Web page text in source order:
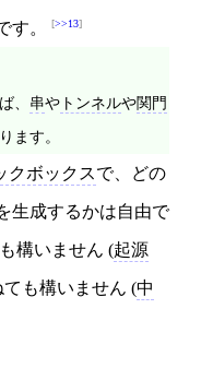
す。 >>13
、 串や トンネルや関門
ます。
クボックスで、どの
生成するかは自由で
構いません (起源
も構いません (中